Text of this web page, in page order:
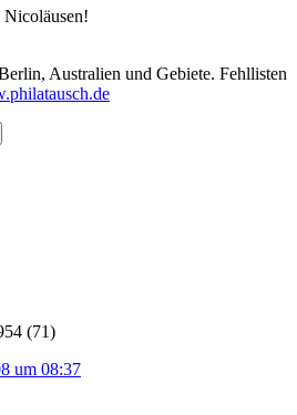
Australien und Gebiete. Fehllisten
(71)
um 08:37